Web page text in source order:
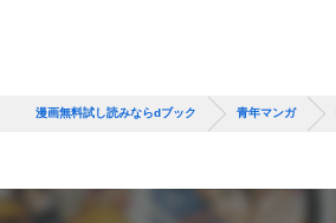
漫画無料試し読みならdブック 青年マンガ